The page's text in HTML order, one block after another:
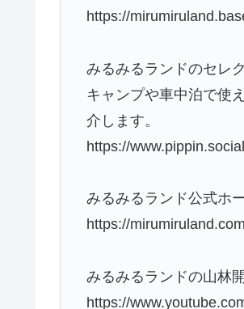
https://
みるみるランドのセレ
キャンプや車中泊で使
介します。
https://
みるみるランド公式ホ
https://
みるみるランドの山林
https://